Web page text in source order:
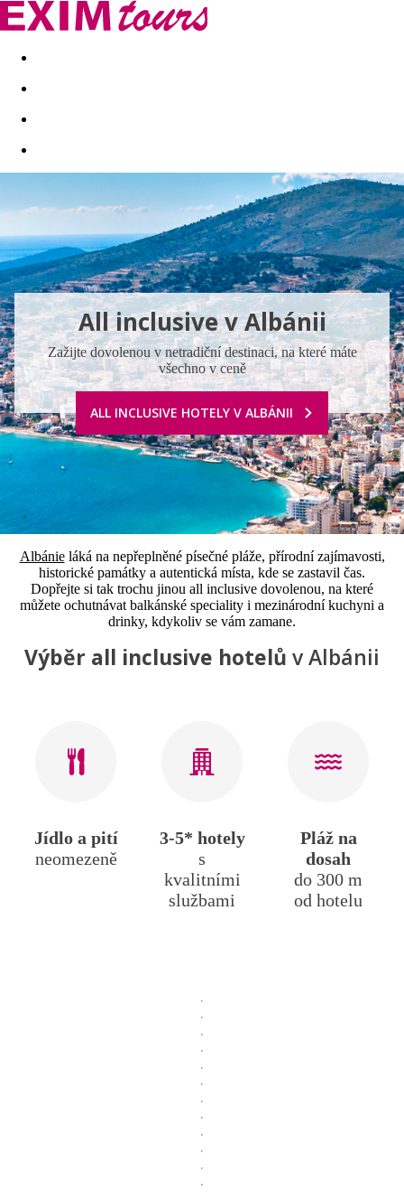
Akční nabídky Last minute
All inclusivev Albánii
Zažijte dovolenou v netradiční destinaci, na které máte
všechno v ceně
ALL INCLUSIVE HOTELY V ALBÁNII
Albánieláká na nepřeplněné písečné pláže, přírodní zajímavosti,
historické památky a autentická místa, kde se zastavil čas.
Dopřejte si tak trochu jinou all inclusive dovolenou, na které
můžete ochutnávat balkánské speciality i mezinárodní kuchyni a
drinky, kdykoliv se vám zamane.
Výběr all inclusive hotelů v Albánii
Jídlo a pití
neomezeně
3-5* hotely
s
kvalitními
službami
Pláž na
dosah
do 300 m
od hotelu